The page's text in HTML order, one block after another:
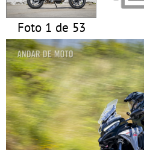
Foto 1 de 53